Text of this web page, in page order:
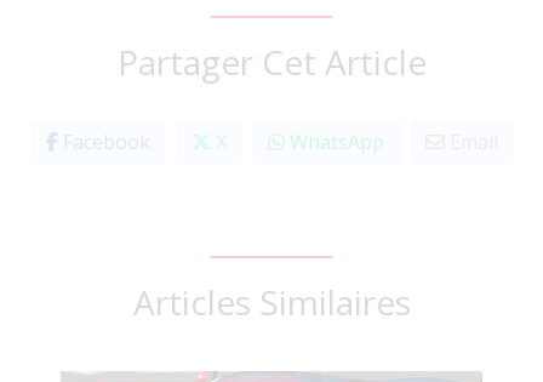
Partager Cet Article
Facebook X WhatsApp
Articles Similaires